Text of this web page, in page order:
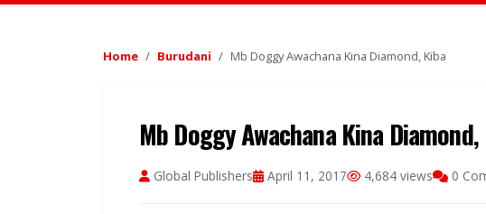
Home Burudani Mb Doggy Awachana Kina Diamond, Kiba
Mb Doggy Awachana Kina
Global Publishers April 11, 2017 4,684 views 0